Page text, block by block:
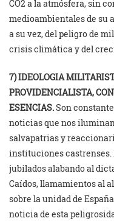
CO2 a la atmósfera, sin
medioambientales de su
a su vez, del peligro de
crisis climática y del
7) IDEOLOGIA
PROVIDENCIALISTA,
ESENCIAS.Son
noticias que nos
salvapatrias y
instituciones castrenses.
jubilados alabando al
Caídos, llamamientos al
sobre la unidad de
noticia de esta